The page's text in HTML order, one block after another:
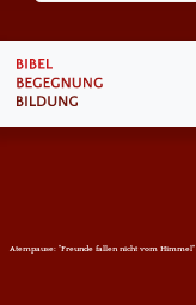
Atempause: "Freunde fallen nicht vom Himmel"